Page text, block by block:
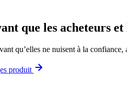
que les acheteurs
qu’elles ne nuisent à la
produit